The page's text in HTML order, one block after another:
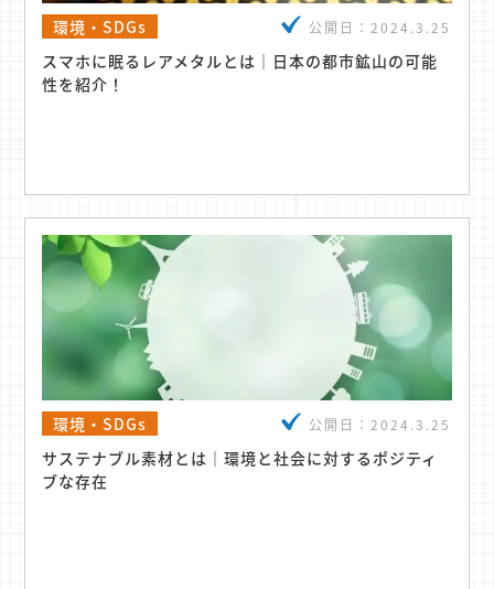
環境・SDGs 公開日： 2024.3.25
スマホに眠るレアメタルとは｜日本の都市鉱山の可能
性を紹介！
環境・SDGs 公開日： 2024.3.25
サステナブル素材とは｜環境と社会に対するポジティ
ブな存在